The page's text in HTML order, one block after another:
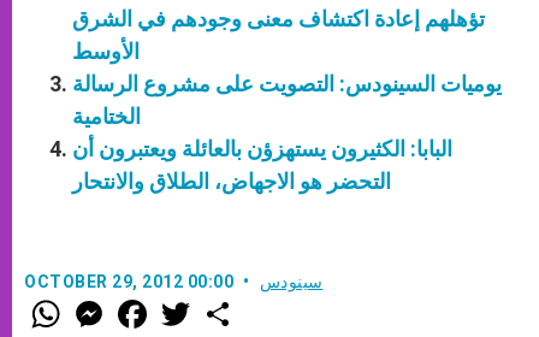
تؤهلهم إعادة اكتشاف معنى وجودهم في الشرق
الأوسط
يوميات السينودس: التصويت على مشروع الرسالة
الختامية
البابا: الكثيرون يستهزؤن بالعائلة ويعتبرون أن
التحضر هو الاجهاض، الطلاق والانتحار
OCTOBER 29, 2012 00:00 سينودس
W
h
M
e
F
a w